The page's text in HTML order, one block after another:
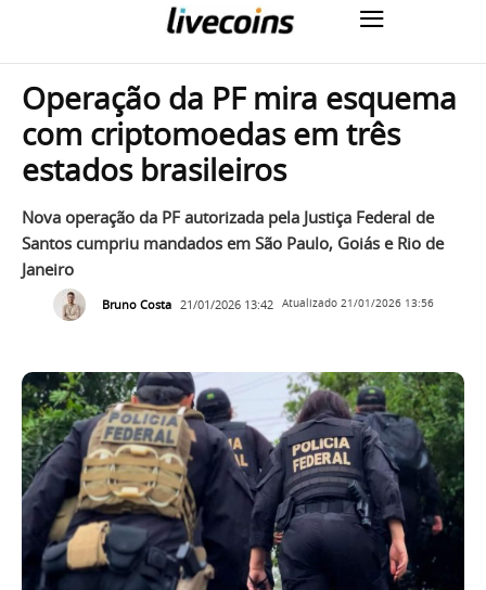
Operação da PF mira esquema
com criptomoedas em três
estados brasileiros
Nova operação da PF autorizada pela Justiça Federal de
Santos cumpriu mandados em São Paulo, Goiás e Rio de
Janeiro
Bruno Costa 21/01/2026 13:42 Atualizado 21/01/2026 13:56